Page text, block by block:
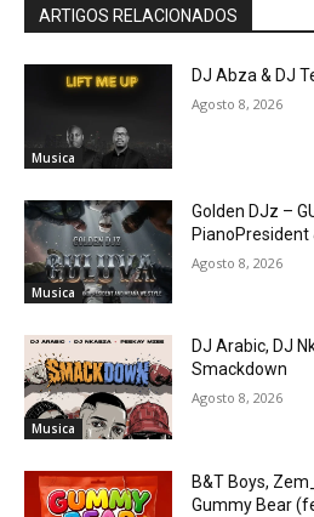
ARTIGOS RELACIONADOS
Musica
DJ Abza & DJ
Agosto 8, 2026
Musica
Golden DJz –
Agosto 8, 2026
Musica
DJ Arabic, DJ
Smackdown
Agosto 8, 2026
B&T Boys,
Gummy Bear